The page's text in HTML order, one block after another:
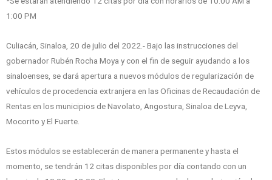
1:00 PM
Culiacán, Sinaloa, 20 de julio del 2022.- Bajo las instrucciones del
gobernador Rubén Rocha Moya y con el fin de seguir ayudando a los
sinaloenses, se dará apertura a nuevos módulos de regularización de
vehículos de procedencia extranjera en las Oficinas de Recaudación de
Rentas en los municipios de Navolato, Angostura, Sinaloa de Leyva,
Mocorito y El Fuerte.
Estos módulos se establecerán de manera permanente y hasta el
momento, se tendrán 12 citas disponibles por día contando con un